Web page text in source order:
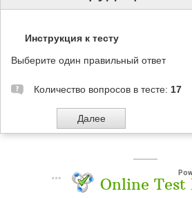
Инструкция к тесту
Выберите один правильный ответ
Количество вопросов в тесте: 17
Online Test